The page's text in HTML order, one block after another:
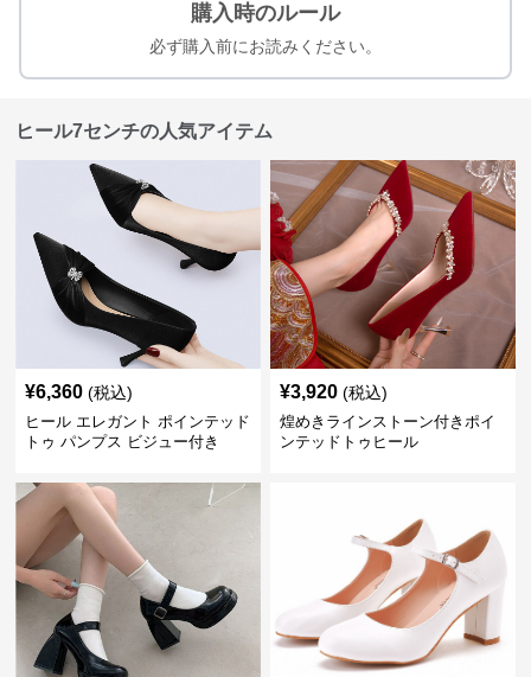
購入時のルール
必ず購入前にお読みください。
ヒール7センチの人気アイテム
¥6,360 (税込)
ヒール エレガント ポインテッド
トゥ パンプス ビジュー付き
¥3,920 (税込)
煌めきラインストーン付きポイ
ンテッドトゥヒール